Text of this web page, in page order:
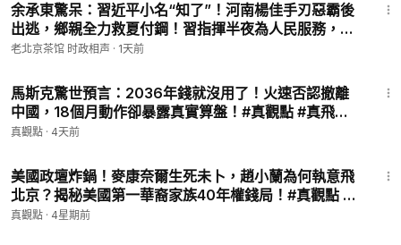
余承東驚呆：習近平小名“知了”！河南楊佳手刃惡霸後
出逃，鄉親全力救夏付鋼！習指揮半夜為人民服務，各
地火燒連城！（老北京茶館/第1706集/2026/08/05）
老北京茶馆 时政相声 · 1天前
馬斯克驚世預言：2036年錢就沒用了！火速否認撤離
中國，18個月動作卻暴露真實算盤！#真觀點 #真飛
07.02.2026
真觀點 · 4天前
美國政壇炸鍋！麥康奈爾生死未卜，趙小蘭為何執意飛
北京？揭秘美國第一華裔家族40年權錢局！#真觀點 #
真飛 07.09.2026
真觀點 · 4星期前